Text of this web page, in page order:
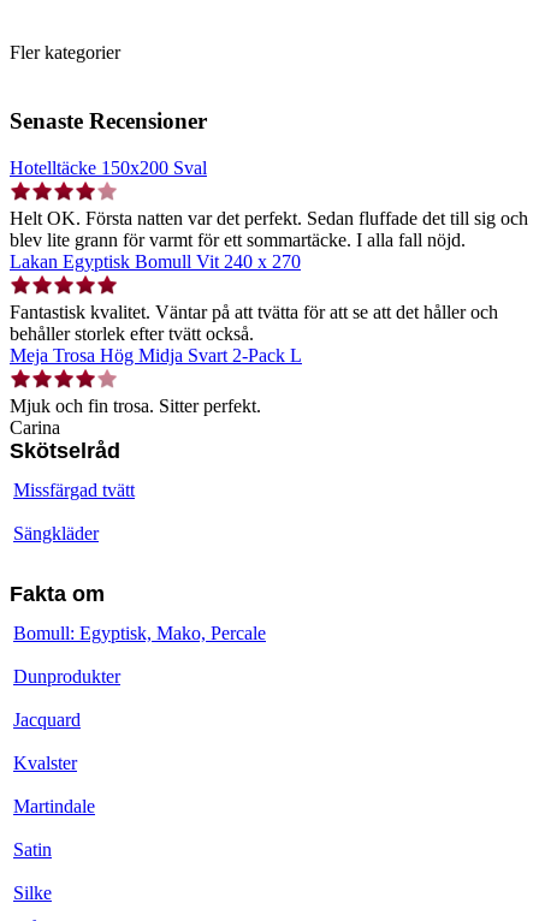
Fler kategorier
Senaste Recensioner
Hotelltäcke 150x200 Sval
Helt OK. Första natten var det perfekt. Sedan fluffade det till sig och
blev lite grann för varmt för ett sommartäcke. I alla fall nöjd.
Lakan Egyptisk Bomull Vit 240 x 270
Fantastisk kvalitet. Väntar på att tvätta för att se att det håller och
behåller storlek efter tvätt också.
Meja Trosa Hög Midja Svart 2-Pack L
Mjuk och fin trosa. Sitter perfekt.
Carina
Skötselråd
Missfärgad tvätt
Sängkläder
Fakta om
Bomull: Egyptisk, Mako, Percale
Dunprodukter
Jacquard
Kvalster
Martindale
Satin
Silke